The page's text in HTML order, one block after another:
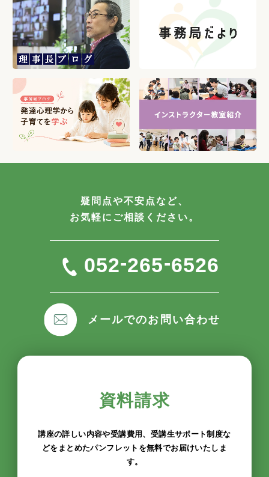
疑問点や不安点など、
お気軽にご相談ください。
052-265-6526
メールでのお問い合わせ
資料請求
講座の詳しい内容や受講費用、受講生サポート制度な
どをまとめたパンフレットを無料でお届けいたしま
す。